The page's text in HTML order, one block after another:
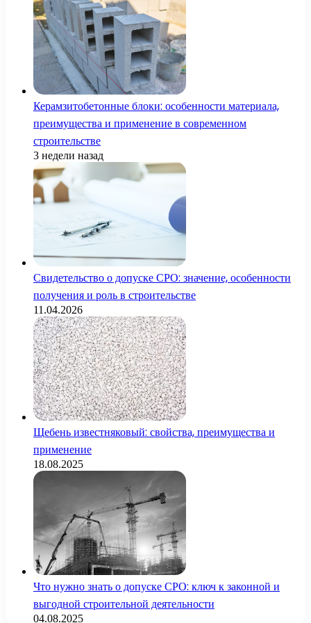
Керамзитобетонные блоки: особенности материала,
преимущества и применение в современном
строительстве
3 недели назад
Свидетельство о допуске СРО: значение, особенности
получения и роль в строительстве
11.04.2026
Щебень известняковый: свойства, преимущества и
применение
18.08.2025
Что нужно знать о допуске СРО: ключ к законной и
выгодной строительной деятельности
04.08.2025